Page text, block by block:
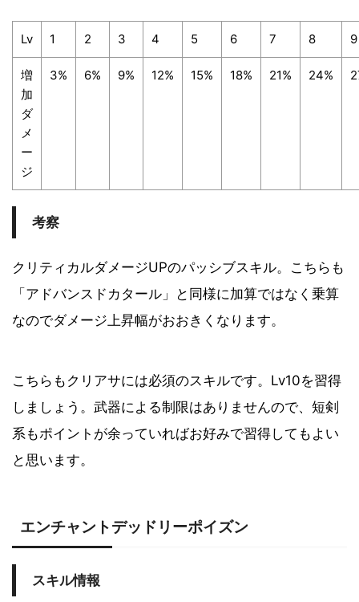
Lv 1 2 3 4 5 6 7 8 9
増
加
ダ
メ
ー
ジ
3% 6% 9% 12% 15% 18% 21% 24%
考察
クリティカルダメージUPのパッシブスキル。こちらも
「アドバンスドカタール」と同様に加算ではなく乗算
なのでダメージ上昇幅がおおきくなります。
こちらもクリアサには必須のスキルです。Lv10を習得
しましょう。武器による制限はありませんので、短剣
系もポイントが余っていればお好みで習得してもよい
と思います。
エンチャントデッドリーポイズン
スキル情報